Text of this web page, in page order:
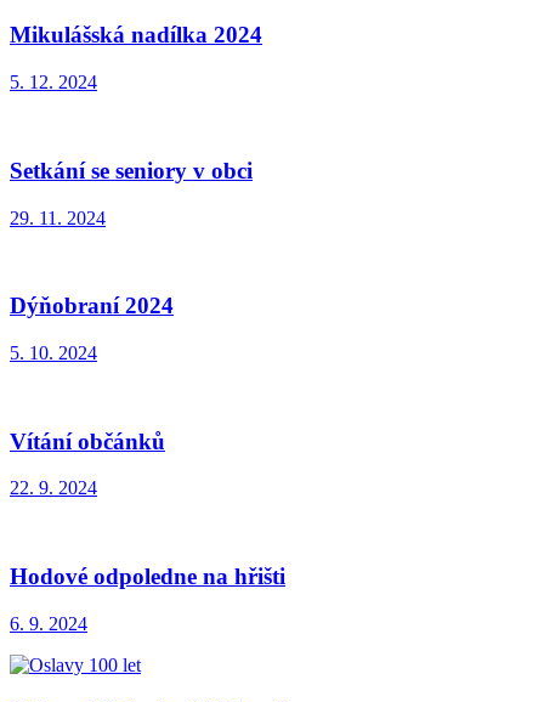
Mikulášská nadílka 2024
5. 12. 2024
Setkání se seniory v obci
29. 11. 2024
Dýňobraní 2024
5. 10. 2024
Vítání občánků
22. 9. 2024
Hodové odpoledne na hřišti
6. 9. 2024